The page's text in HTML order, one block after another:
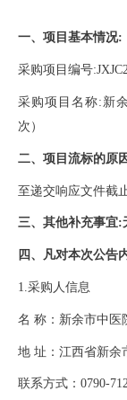
一、项目基本情况:
采购项目编号
采购项目名称: 新
次）
二、项目流标的原
至递交响应文件截
三、其他补充事宜:
四、凡对本次公告
1.采购人信息
名 称：新余市中医
地 址：江西省新余
联系方式： 0790-